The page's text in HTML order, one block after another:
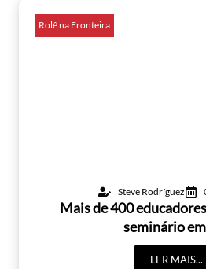
Rolê na Fronteira
Steve Rodríguez
Mais de 400
seminário
LER MAIS...